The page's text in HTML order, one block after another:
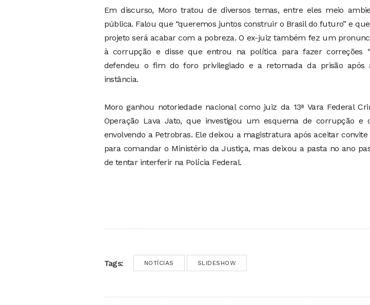
Em discurso, Moro tratou de diversos temas, entre eles meio
pública. Falou que “queremos juntos construir o Brasil do futuro” e
projeto será acabar com a pobreza. O ex-juiz também fez um
à corrupção e disse que entrou na política para fazer correções
defendeu o fim do foro privilegiado e a retomada da prisão após
instância.
Moro ganhou notoriedade nacional como juiz da 13ª Vara Federal
Operação Lava Jato, que investigou um esquema de corrupção e
envolvendo a Petrobras. Ele deixou a magistratura após aceitar
para comandar o Ministério da Justiça, mas deixou a pasta no ano
de tentar interferir na Polícia Federal.
Tags: NOTÍCIAS SLIDESHOW